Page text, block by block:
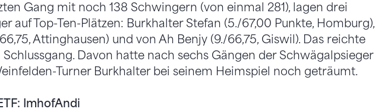
Gang mit noch 138 Schwingern (von einmal 281), lagen drei
auf Top-Ten-Plätzen: Burkhalter Stefan (5./67,00 Punkte, Homburg),
Attinghausen) und von Ah Benjy (9./66,75, Giswil). Das reichte
Davon hatte nach sechs Gängen der Schwägalpsieger
Turner Burkhalter bei seinem Heimspiel noch geträumt.
ImhofAndi